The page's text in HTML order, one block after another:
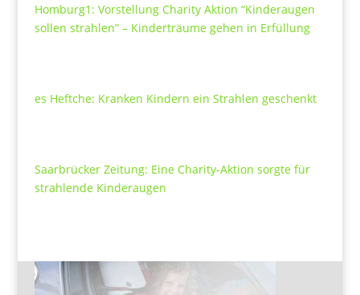
Homburg1: Vorstellung Charity Aktion “Kinderaugen
sollen strahlen” – Kinderträume gehen in Erfüllung
es Heftche: Kranken Kindern ein Strahlen geschenkt
Saarbrücker Zeitung: Eine Charity-Aktion sorgte für
strahlende Kinderaugen